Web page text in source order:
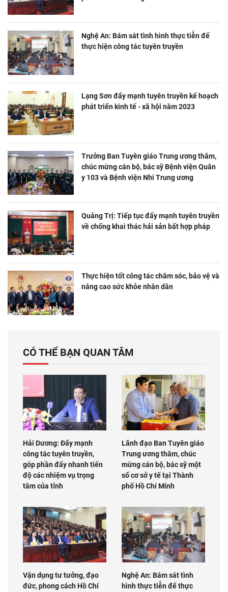
Nghệ An: Bám sát tình hình thực tiễn để
thực hiện công tác tuyên truyền
Lạng Sơn đẩy mạnh tuyên truyền kế hoạch
phát triển kinh tế - xã hội năm 2023
Trưởng Ban Tuyên giáo Trung ương thăm,
chúc mừng cán bộ, bác sỹ Bệnh viện Quân
y 103 và Bệnh viện Nhi Trung ương
Quảng Trị: Tiếp tục đẩy mạnh tuyên truyền
về chống khai thác hải sản bất hợp pháp
Thực hiện tốt công tác chăm sóc, bảo vệ và
nâng cao sức khỏe nhân dân
CÓ THỂ BẠN QUAN TÂM
Hải Dương: Đẩy mạnh
công tác tuyên truyền,
góp phần đẩy nhanh tiến
độ các nhiệm vụ trọng
tâm của tỉnh
Lãnh đạo Ban Tuyên giáo
Trung ương thăm, chúc
mừng cán bộ, bác sỹ một
số cơ sở y tế tại Thành
phố Hồ Chí Minh
Vận dụng tư tưởng, đạo
đức, phong cách Hồ Chí
Nghệ An: Bám sát tình
hình thực tiễn để thực